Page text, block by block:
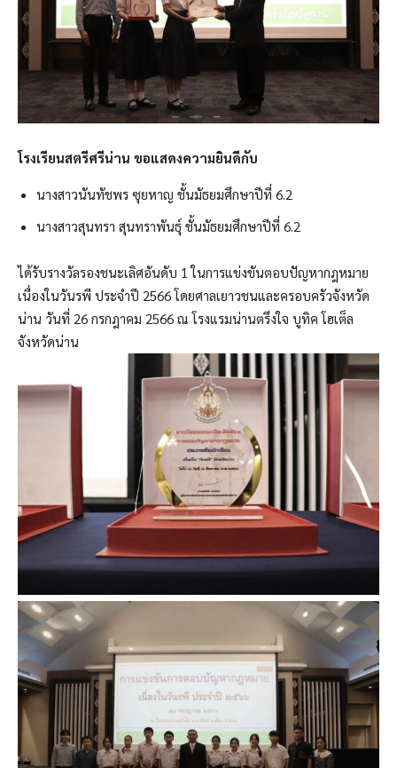
โรงเรียนสตรีศรีน่าน ขอแสดงความยินดีกับ
นางสาวนันทัชพร ซุยหาญ ชั้นมัธยมศึกษาปีที่ 6.2
นางสาวสุนทรา สุนทราพันธุ์ ชั้นมัธยมศึกษาปีที่ 6.2
ได้รับรางวัลรองชนะเลิศอันดับ 1 ในการแข่งขันตอบปัญหากฎหมาย
เนื่องในวันรพี ประจำปี 2566 โดยศาลเยาวชนและครอบครัวจังหวัด
น่าน วันที่ 26 กรกฎาคม 2566 ณ โรงแรมน่านตรึงใจ บูทิค โฮเต็ล
จังหวัดน่าน